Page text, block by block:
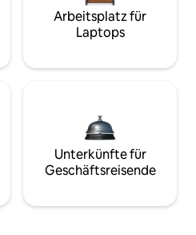
Arbeitsplatz für
Laptops
Unterkünfte für
Geschäftsreisende